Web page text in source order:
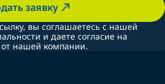
заявку
вы соглашаетесь с нашей
и даете согласие на
нашей компании.